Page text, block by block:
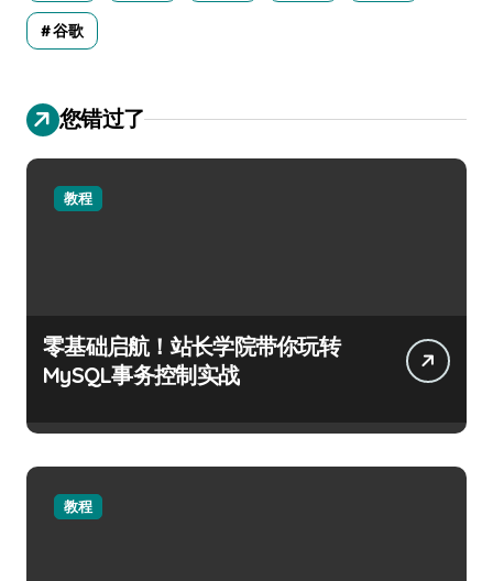
谷歌
您错过了
教程
零基础启航！站长学院带你玩转
MySQL事务控制实战
教程